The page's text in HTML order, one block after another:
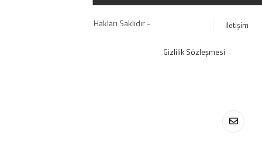
© Copyright 2020. Tüm Hakları Saklıdır -
İletişim
Gizlilik Sözleşmesi